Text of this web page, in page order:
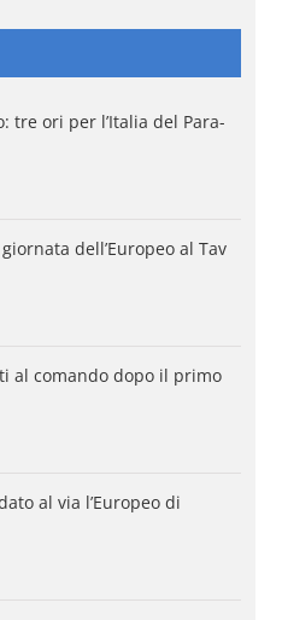
tre ori per l’Italia del Para-
dell’Europeo al Tav
al comando dopo il primo
al via l’Europeo di